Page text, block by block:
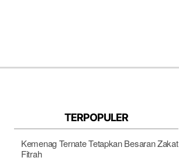
TERPOPULER
Kemenag Ternate Tetapkan Besaran Zakat
Fitrah